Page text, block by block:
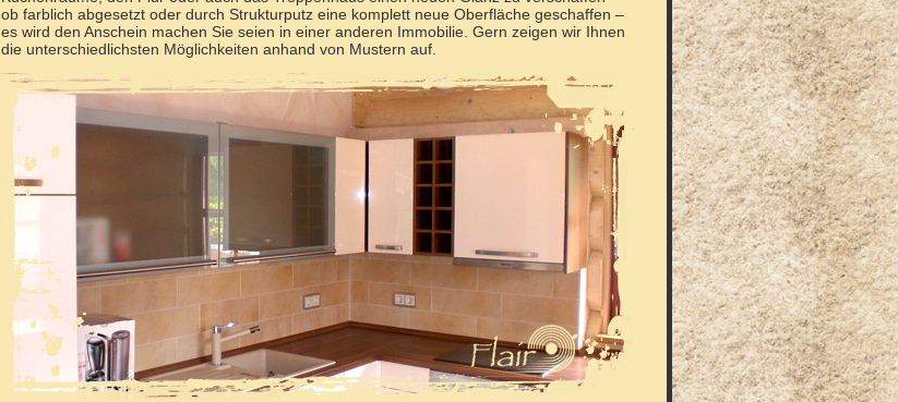
ob farblich abgesetzt oder durch Strukturputz eine komplett neue Oberfläche geschaffen –
es wird den Anschein machen Sie seien in einer anderen Immobilie. Gern zeigen wir Ihnen
die unterschiedlichsten Möglichkeiten anhand von Mustern auf.